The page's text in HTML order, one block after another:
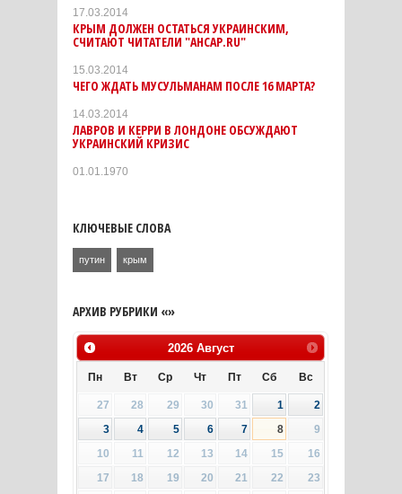
17.03.2014
КРЫМ ДОЛЖЕН ОСТАТЬСЯ УКРАИНСКИМ,
СЧИТАЮТ ЧИТАТЕЛИ "АНСАР.RU"
15.03.2014
ЧЕГО ЖДАТЬ МУСУЛЬМАНАМ ПОСЛЕ 16 МАРТА?
14.03.2014
ЛАВРОВ И КЕРРИ В ЛОНДОНЕ ОБСУЖДАЮТ
УКРАИНСКИЙ КРИЗИС
01.01.1970
КЛЮЧЕВЫЕ СЛОВА
путин крым
АРХИВ РУБРИКИ «»
2026 Август
Пн Вт Ср Чт Пт Сб Вс
27 28 29 30 31 1
2
3
4 5 6 7 8
9
10
11 12 13 14 15
16
17
18 19 20 21 22
23